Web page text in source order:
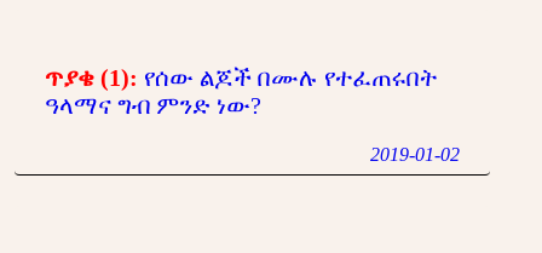
ጥያቄ (1): የሰው ልጆች በሙሉ የተፈጠሩበት
ዓላማና ግብ ምንድ ነው?
2019-01-02